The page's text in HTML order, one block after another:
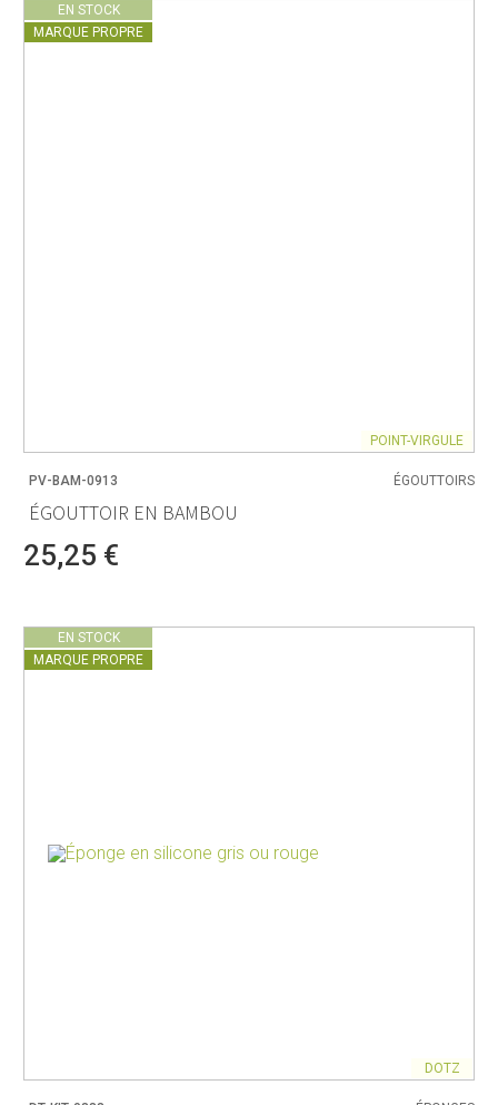
EN STOCK
MARQUE PROPRE
POINT-VIRGULE
PV-BAM-0913 ÉGOUTTOIRS
ÉGOUTTOIR EN BAMBOU
25,25 €
EN STOCK
MARQUE PROPRE
DOTZ